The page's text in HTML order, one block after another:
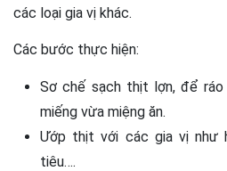
các loại gia vị khác.
Các bước thực hiện:
Sơ chế sạch thịt lợn, để
miếng vừa miệng ăn.
Ướp thịt với các gia vị như
tiêu….